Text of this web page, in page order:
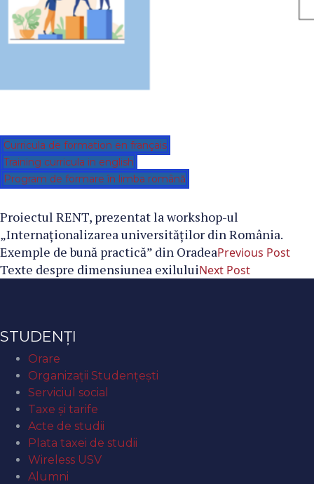
Curricula de formation en français
Training curricula in english
Program de formare în limba română
Proiectul RENT, prezentat la workshop-ul
„Internaționalizarea universităților din România.
Exemple de bună practică” din OradeaPrevious Post
Texte despre dimensiunea exiluluiNext Post
STUDENȚI
Orare
Organizaţii Studenţeşti
Serviciul social
Taxe și tarife
Acte de studii
Plata taxei de studii
Wireless USV
Alumni